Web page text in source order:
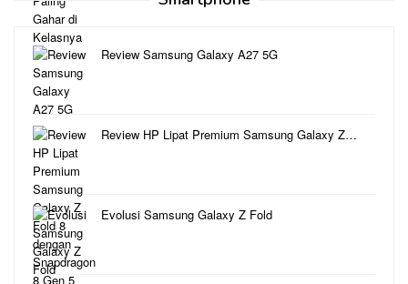
Review Samsung Galaxy A27 5G
Review HP Lipat Premium Samsung Galaxy Z…
Evolusi Samsung Galaxy Z Fold